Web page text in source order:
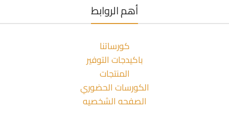
أهم الروابط
كورساتنا
باكيدجات التوفير
المنتجات
الكورسات الحضوري
الصفحه الشخصيه